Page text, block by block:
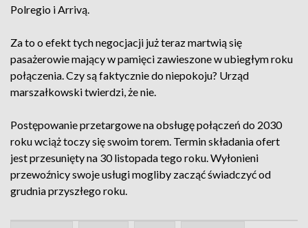
Polregio i Arrivą.
Za to o efekt tych negocjacji już teraz martwią się
pasażerowie mający w pamięci zawieszone w ubiegłym roku
połączenia. Czy są faktycznie do niepokoju? Urząd
marszałkowski twierdzi, że nie.
Postępowanie przetargowe na obsługę połączeń do 2030
roku wciąż toczy się swoim torem. Termin składania ofert
jest przesunięty na 30 listopada tego roku. Wyłonieni
przewoźnicy swoje usługi mogliby zacząć świadczyć od
grudnia przyszłego roku.